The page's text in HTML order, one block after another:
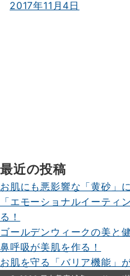
2017年11月4日
最近の投稿
お肌にも悪影響な「黄砂」
「エモーショナルイーティ
る！
ゴールデンウィークの美と
鼻呼吸が美肌を作る！
お肌を守る「バリア機能」